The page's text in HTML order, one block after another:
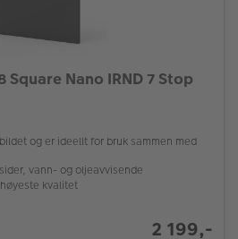
Square Nano IRND 7 Stop
og er ideellt for bruk sammen med
vann- og oljeavvisende
kvalitet
2 199,-